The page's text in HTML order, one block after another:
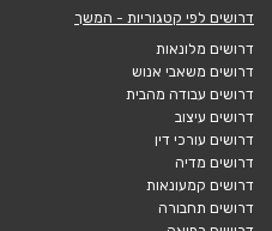
דרושים לפי קטגוריות - המשך
דרושים מלונאות
דרושים משאבי אנוש
דרושים עבודה מהבית
דרושים עיצוב
דרושים עורכי דין
דרושים מדיה
דרושים קמעונאות
דרושים תחבורה